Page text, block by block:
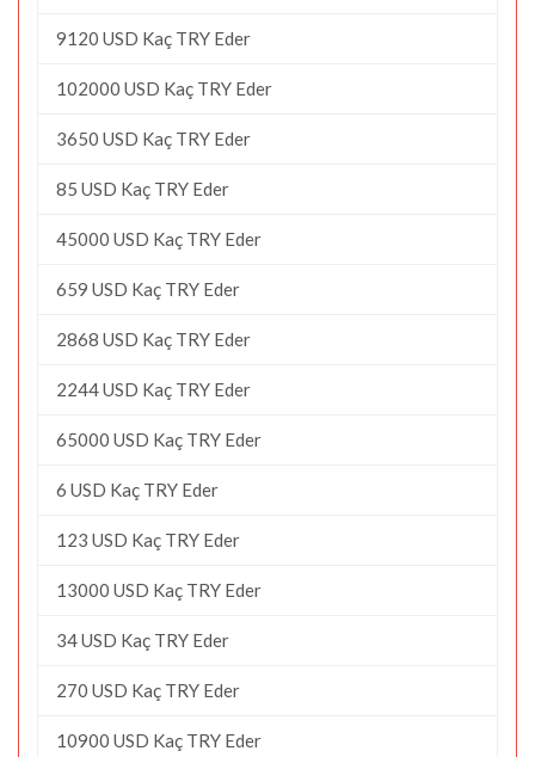
9120 USD Kaç TRY Eder
102000 USD Kaç TRY Eder
3650 USD Kaç TRY Eder
85 USD Kaç TRY Eder
45000 USD Kaç TRY Eder
659 USD Kaç TRY Eder
2868 USD Kaç TRY Eder
2244 USD Kaç TRY Eder
65000 USD Kaç TRY Eder
6 USD Kaç TRY Eder
123 USD Kaç TRY Eder
13000 USD Kaç TRY Eder
34 USD Kaç TRY Eder
270 USD Kaç TRY Eder
10900 USD Kaç TRY Eder